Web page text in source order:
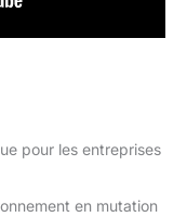
pour les entreprises
en mutation